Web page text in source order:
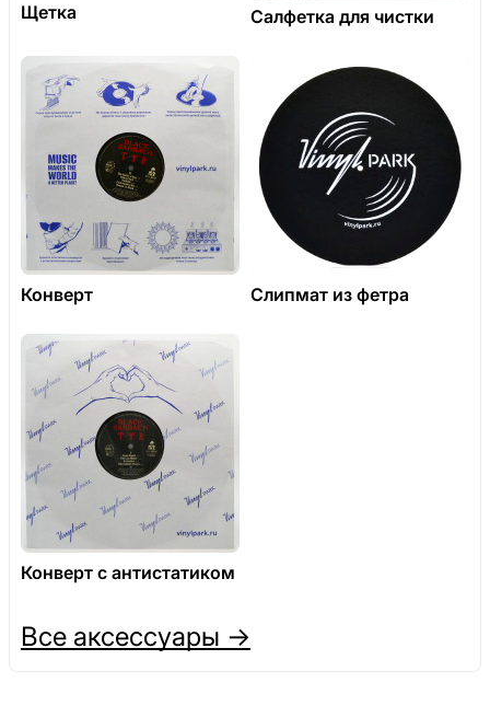
Щетка Салфетка для чистки
Конверт Слипмат из фетра
Конверт с антистатиком
Все аксессуары →